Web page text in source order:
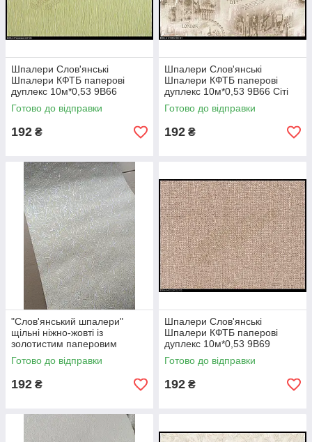
Шпалери Слов'янські
Шпалери КФТБ паперові
дуплекс 10м*0,53 9В66
Росинка 327-06
Готово до відправки
192 ₴
Шпалери Слов'янські
Шпалери КФТБ паперові
дуплекс 10м*0,53 9В66 Сіті
5166-01
Готово до відправки
192 ₴
"Слов'янський шпалери"
щільні ніжно-жовті із
золотистим паперовим
дуплекс 10 м*0,53 9В66 Ера
336-02
Готово до відправки
192 ₴
Шпалери Слов'янські
Шпалери КФТБ паперові
дуплекс 10м*0,53 9В69
Джинс 4032-05
Готово до відправки
192 ₴